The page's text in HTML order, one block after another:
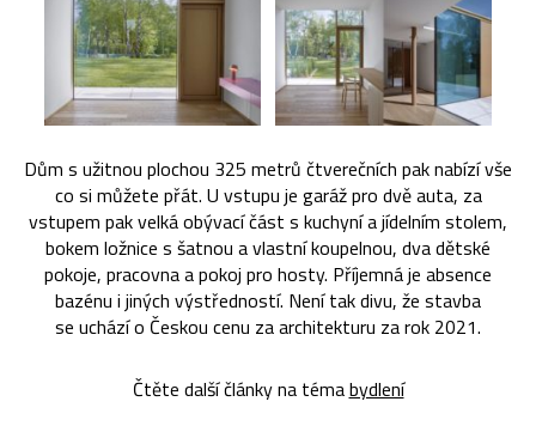
Dům s užitnou plochou 325 metrů čtverečních pak nabízí vše
co si můžete přát. U vstupu je garáž pro dvě auta, za
vstupem pak velká obývací část s kuchyní a jídelním stolem,
bokem ložnice s šatnou a vlastní koupelnou, dva dětské
pokoje, pracovna a pokoj pro hosty. Příjemná je absence
bazénu i jiných výstředností. Není tak divu, že stavba
se uchází o Českou cenu za architekturu za rok 2021.
Čtěte další články na témabydlení